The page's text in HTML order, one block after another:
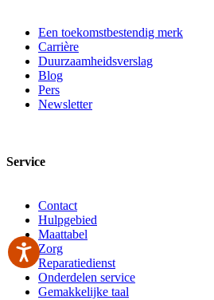
Een toekomstbestendig merk
Carrière
Duurzaamheidsverslag
Blog
Pers
Newsletter
Service
Contact
Hulpgebied
Maattabel
Zorg
Reparatiedienst
Onderdelen service
Gemakkelijke taal